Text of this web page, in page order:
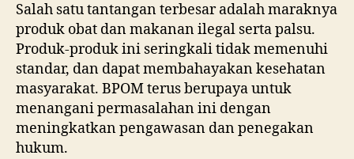
Salah satu tantangan terbesar adalah maraknya
produk obat dan makanan ilegal serta palsu.
Produk-produk ini seringkali tidak memenuhi
standar, dan dapat membahayakan kesehatan
masyarakat. BPOM terus berupaya untuk
menangani permasalahan ini dengan
meningkatkan pengawasan dan penegakan
hukum.